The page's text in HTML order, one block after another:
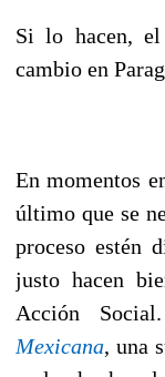
Si lo hacen,
cambio en
En momentos
último que se
proceso estén
justo hacen
Acción
Mexicana, una